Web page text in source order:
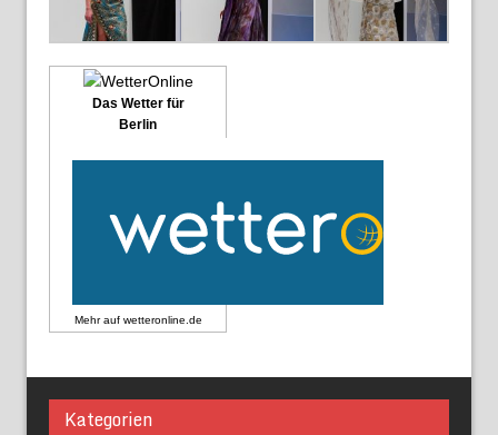
Das Wetter für
Berlin
Mehr auf wetteronline.de
Kategorien